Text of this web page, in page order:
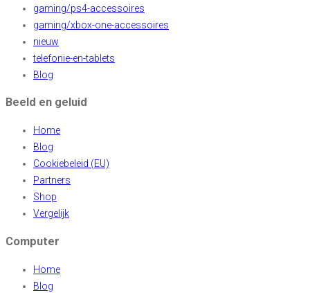
gaming/ps4-accessoires
gaming/xbox-one-accessoires
nieuw
telefonie-en-tablets
Blog
Beeld en geluid
Home
Blog
Cookiebeleid (EU)
Partners
Shop
Vergelijk
Computer
Home
Blog